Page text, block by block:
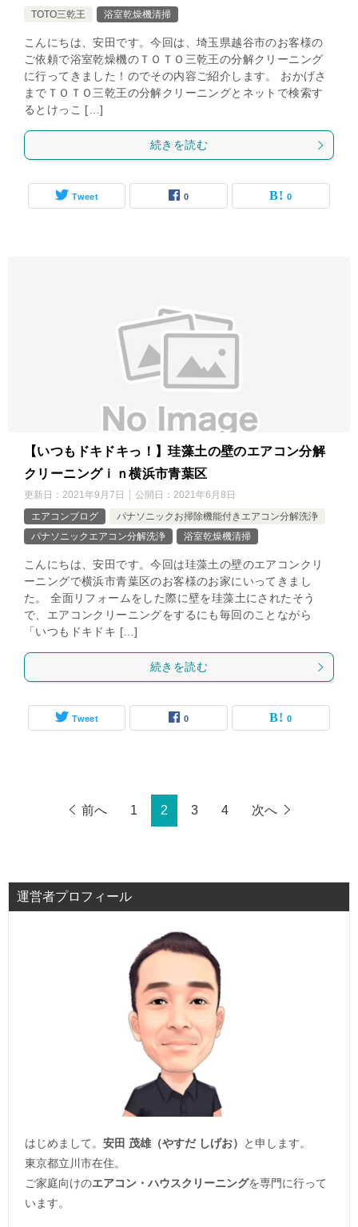
TOTO三乾王
浴室乾燥機清掃
こんにちは、安田です。今回は、埼玉県越谷市のお客様の
ご依頼で浴室乾燥機のＴＯＴＯ三乾王の分解クリーニング
に行ってきました！のでその内容ご紹介します。 おかげさ
までＴＯＴＯ三乾王の分解クリーニングとネットで検索す
るとけっこ […]
続きを読む
Tweet 0 0
【いつもドキドキっ！】珪藻土の壁のエアコン分解
クリーニングｉｎ横浜市青葉区
更新日： 2021年9月7日 公開日： 2021年6月8日
エアコンブログ
パナソニックお掃除機能付きエアコン分解洗浄
パナソニックエアコン分解洗浄
浴室乾燥機清掃
こんにちは、安田です。今回は珪藻土の壁のエアコンクリ
ーニングで横浜市青葉区のお客様のお家にいってきまし
た。 全面リフォームをした際に壁を珪藻土にされたそう
で、エアコンクリーニングをするにも毎回のことながら
「いつもドキドキ […]
続きを読む
Tweet 0 0
前へ 1 2 3 4 次へ
運営者プロフィール
はじめまして。 安田 茂雄（やすだ しげお）
と申します。
東京都立川市在住。
ご家庭向けのエアコン・ハウスクリーニングを専門に行って
います。